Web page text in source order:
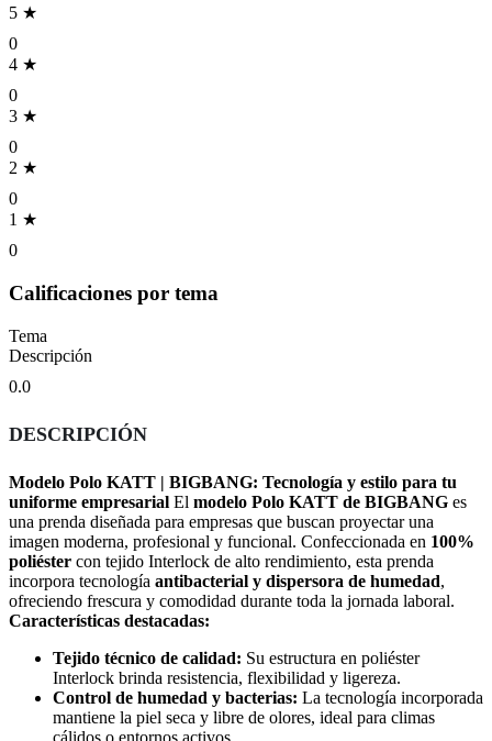
5 ★
0
4 ★
0
3 ★
0
2 ★
0
1 ★
0
Calificaciones por tema
Tema
Descripción
0.0
DESCRIPCIÓN
Modelo Polo KATT | BIGBANG: Tecnología y estilo para tu
uniforme empresarial El modelo Polo KATT de BIGBANG es
una prenda diseñada para empresas que buscan proyectar una
imagen moderna, profesional y funcional. Confeccionada en 100%
poliéster con tejido Interlock de alto rendimiento, esta prenda
incorpora tecnología antibacterial y dispersora de humedad,
ofreciendo frescura y comodidad durante toda la jornada laboral.
Características destacadas:
Tejido técnico de calidad: Su estructura en poliéster
Interlock brinda resistencia, flexibilidad y ligereza.
Control de humedad y bacterias: La tecnología incorporada
mantiene la piel seca y libre de olores, ideal para climas
cálidos o entornos activos.